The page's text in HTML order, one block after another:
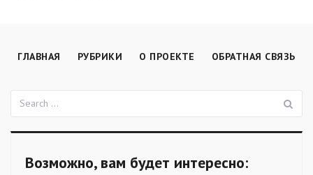
ГЛАВНАЯ РУБРИКИ О ПРОЕКТЕ ОБРАТНАЯ СВЯЗЬ
Поиск:
Возможно, вам будет интересно: